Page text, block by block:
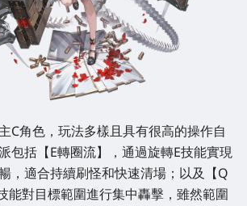
C角色，玩法多樣且具有很高的操作自
包括【E轉圈流】，通過旋轉E技能實現
，適合持續刷怪和快速清場；以及【Q
能對目標範圍進行集中轟擊，雖然範圍